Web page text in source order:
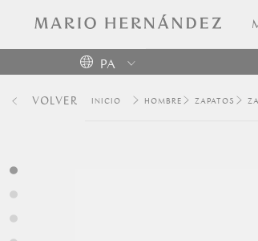
PA
Colombia
VOLVER HOMBRE ZAPATOS